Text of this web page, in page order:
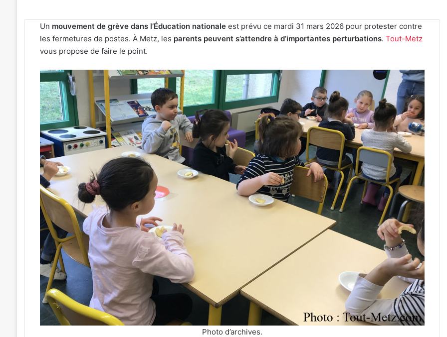
Un mouvement de grève dans l’Éducation nationale est prévu ce mardi 31 mars 2026 pour protester contre
les fermetures de postes. À Metz, les parents peuvent s’attendre à d’importantes perturbations. Tout-Metz
vous propose de faire le point.
Photo d’archives.
de musique celte
au parc archéologique
les 7 et 8 août 2026
Une
émotion
particulière
:
Michel
Roth
en
pour
le
grand
dîner
31 juillet 2026
« Une émotion particulière » :
Michel Roth en cuisine pour le
grand dîner caritatif de la FIM
2026
Metz,
armée,
combat
Metz
Tout-Metz, armée, sports de
combat : 7 actus de la semaine
Metz (31 juillet 2026)